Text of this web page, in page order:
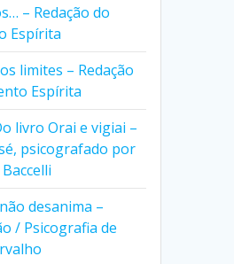
– Redação do
Espírita
limites – Redação
Espírita
livro Orai e vigiai –
psicografado por
desanima –
/ Psicografia de